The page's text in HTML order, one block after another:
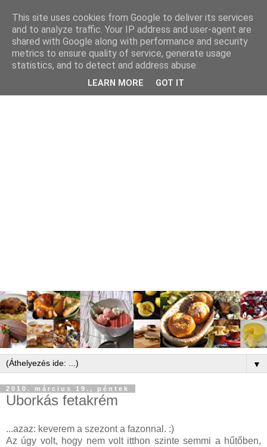
▼
2010. március 19., péntek
Uborkás fetakrém
...azaz: keverem a szezont a fazonnal. :)
Az úgy volt, hogy nem volt itthon szinte semmi a hűtőben,
This site uses cookies from Google to deliver its services
and to analyze traffic. Your IP address and user-agent are
shared with Google along with performance and security
metrics to ensure quality of service, generate usage
statistics, and to detect and address abuse.
LEARN MORE GOT IT